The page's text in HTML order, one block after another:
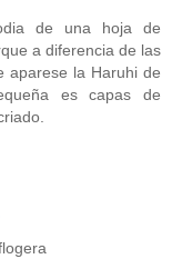
de una hoja de
a diferencia de las
aparese la Haruhi de
es capas de